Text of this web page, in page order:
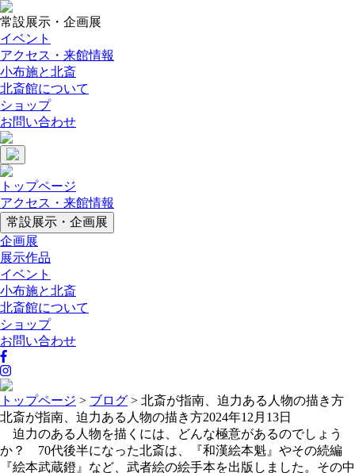
常設展示・企画展
イベント
アクセス・来館情報
小布施と北斎
北斎館について
ショップ
お問い合わせ
トップページ
アクセス・来館情報
常設展示・企画展
企画展
展示作品
イベント
小布施と北斎
北斎館について
ショップ
お問い合わせ
トップページ > ブログ > 北斎が指南、迫力ある人物の描き方
北斎が指南、迫力ある人物の描き方2024年12月13日
迫力のある人物を描くには、どんな極意があるのでしょう
か？ 70代後半になった北斎は、『和漢絵本魁』やその続編
『絵本武蔵鐙』など、武者絵の絵手本を出版しました。その中